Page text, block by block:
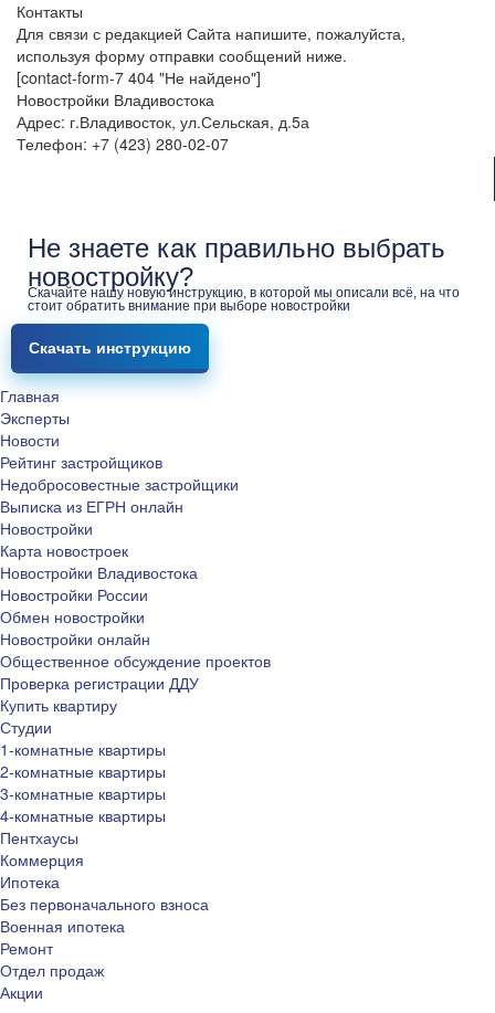
Контакты
Для связи с редакцией Сайта напишите, пожалуйста,
используя форму отправки сообщений ниже.
[contact-form-7 404 "Не найдено"]
Новостройки Владивостока
Адрес: г.Владивосток, ул.Сельская, д.5а
Телефон: +7 (423) 280-02-07
Не знаете как правильно выбрать
новостройку?
Скачайте нашу новую инструкцию, в которой мы описали всё, на что
стоит обратить внимание при выборе новостройки
Скачать инструкцию
Главная
Эксперты
Новости
Рейтинг застройщиков
Недобросовестные застройщики
Выписка из ЕГРН онлайн
Новостройки
Карта новостроек
Новостройки Владивостока
Новостройки России
Обмен новостройки
Новостройки онлайн
Общественное обсуждение проектов
Проверка регистрации ДДУ
Купить квартиру
Студии
1-комнатные квартиры
2-комнатные квартиры
3-комнатные квартиры
4-комнатные квартиры
Пентхаусы
Коммерция
Ипотека
Без первоначального взноса
Военная ипотека
Ремонт
Отдел продаж
Акции